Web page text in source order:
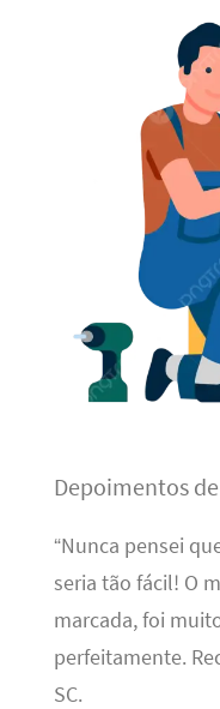
Depoimentos
“Nunca pensei
seria tão fácil! O
marcada, foi
perfeitamente.
SC.